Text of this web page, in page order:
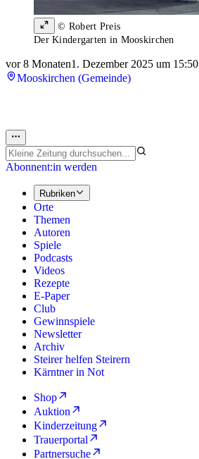
© Robert Preis
Der Kindergarten in Mooskirchen
vor 8 Monaten1. Dezember 2025 um 15:50
Mooskirchen (Gemeinde)
Abonnent:in werden
Rubriken
Orte
Themen
Autoren
Spiele
Podcasts
Videos
Rezepte
E-Paper
Club
Gewinnspiele
Newsletter
Archiv
Steirer helfen Steirern
Kärntner in Not
Shop
Auktion
Kinderzeitung
Trauerportal
Partnersuche